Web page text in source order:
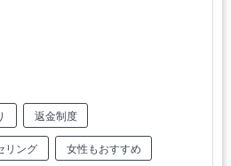
返金制度
リング 女性もおすすめ